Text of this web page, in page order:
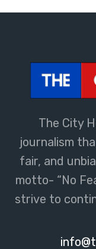
The City
journalism
fair, and
motto- “No
strive to